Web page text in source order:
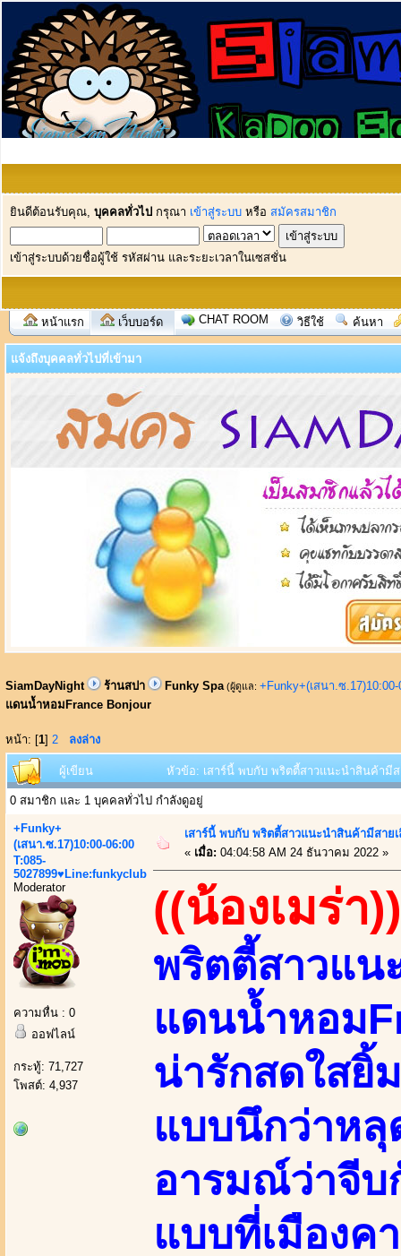
ยินดีต้อนรับคุณ, บุคคลทั่วไป กรุณา เข้าสู่ระบบ หรือ สมัครสมาชิก
เข้าสู่ระบบด้วยชื่อผู้ใช้ รหัสผ่าน และระยะเวลาในเซสชั่น
หน้าแรก เว็บบอร์ด CHAT ROOM วิธีใช้ ค้นหา
แจ้งถึงบุคคลทั่วไปที่เข้ามา
SiamDayNight ร้านสปา Funky Spa (ผู้ดูแล: +Funky+(เสนา.ซ
แดนน้ำหอมFrance Bonjour
หน้า: [1] 2 ลงล่าง
ผู้เขียน หัวข้อ: เสาร์นี้ พบกับ พริตตี้สาวแนะนำสินค้ามี
0 สมาชิก และ 1 บุคคลทั่วไป กำลังดูอยู่
+Funky+
(เสนา.ซ.17)10:00-06:00
T:085-
5027899♥Line:funkyclub
Moderator
ความหื่น : 0
ออฟไลน์
กระทู้: 71,727
โพสต์: 4,937
เสาร์นี้ พบกับ พริตตี้สาวแนะนำสินค้ามีสา
« เมื่อ: 04:04:58 AM 24 ธันวาคม 2022 »
((น้องเมร่า))
พริตตี้สาวแน
แดนน้ำหอม
น่ารักสดใสยิ้
แบบนึกว่าหลุ
อารมณ์ว่าจีบ
แบบที่เมืองค